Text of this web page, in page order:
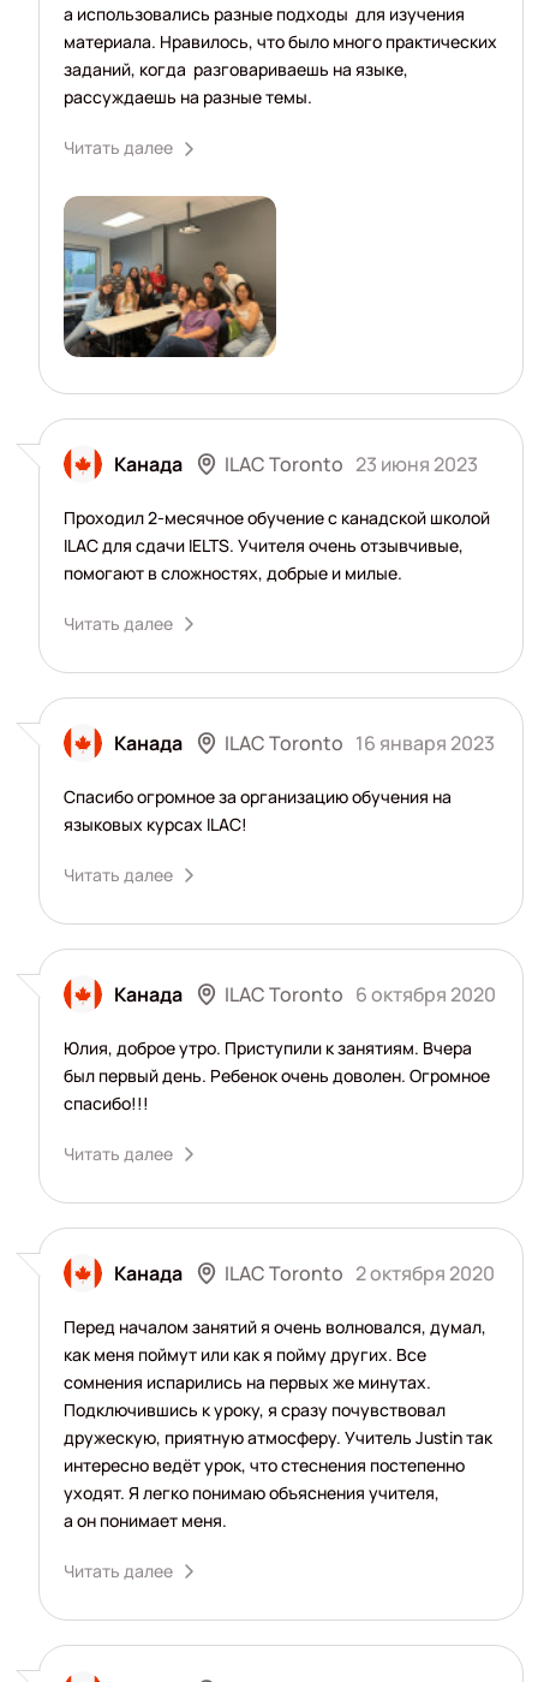
а использовались разные подходы для изучения
материала. Нравилось, что было много практических
заданий, когда разговариваешь на языке,
рассуждаешь на разные темы.
Читать далее
Канада ILAC Toronto 23 июня 2023
Проходил 2-месячное обучение с канадской школой
ILAC для сдачи IELTS. Учителя очень отзывчивые,
помогают в сложностях, добрые и милые.
Читать далее
Канада ILAC Toronto 16 января 2023
Спасибо огромное за организацию обучения на
языковых курсах ILAC!
Читать далее
Канада ILAC Toronto 6 октября 2020
Юлия, доброе утро. Приступили к занятиям. Вчера
был первый день. Ребенок очень доволен. Огромное
спасибо!!!
Читать далее
Канада ILAC Toronto 2 октября 2020
Перед началом занятий я очень волновался, думал,
как меня поймут или как я пойму других. Все
сомнения испарились на первых же минутах.
Подключившись к уроку, я сразу почувствовал
дружескую, приятную атмосферу. Учитель Justin так
интересно ведёт урок, что стеснения постепенно
уходят. Я легко понимаю объяснения учителя,
а он понимает меня.
Читать далее